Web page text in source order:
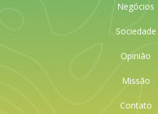
Negócios
Sociedade
Opinião
Missão
Contato